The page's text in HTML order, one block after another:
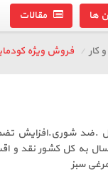
ها مقالات
کار فروش ویژه
.ضد شوری.افزایش
45 درصد ماده آلی ارسال به کل
سبز